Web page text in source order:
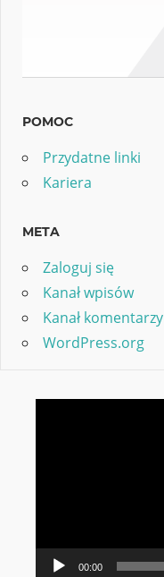
POMOC
Przydatne linki
Kariera
META
Zaloguj się
Kanał wpisów
Kanał komentarzy
WordPress.org
00:00